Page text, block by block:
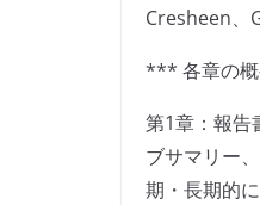
Cresheen
*** 各章の
第1章：報告
ブサマリー
期・長期的